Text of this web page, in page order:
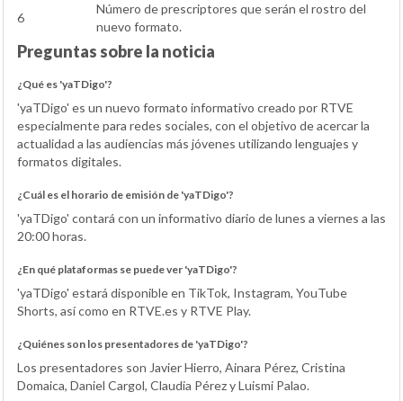
6
Número de prescriptores que serán el rostro del
nuevo formato.
Preguntas sobre la noticia
¿Qué es 'yaTDigo'?
'yaTDigo' es un nuevo formato informativo creado por RTVE
especialmente para redes sociales, con el objetivo de acercar la
actualidad a las audiencias más jóvenes utilizando lenguajes y
formatos digitales.
¿Cuál es el horario de emisión de 'yaTDigo'?
'yaTDigo' contará con un informativo diario de lunes a viernes a las
20:00 horas.
¿En qué plataformas se puede ver 'yaTDigo'?
'yaTDigo' estará disponible en TikTok, Instagram, YouTube
Shorts, así como en RTVE.es y RTVE Play.
¿Quiénes son los presentadores de 'yaTDigo'?
Los presentadores son Javier Hierro, Ainara Pérez, Cristina
Domaica, Daniel Cargol, Claudia Pérez y Luismi Palao.